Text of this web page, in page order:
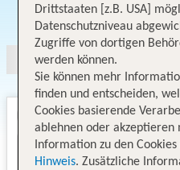
Drittstaaten [z.B. USA]
Datenschutzniveau
Zugriffe von dortigen
werden können.
Sie können mehr
finden und entscheiden,
Cookies basierende
ablehnen oder akzeptieren
Information zu den
Hinweis. Zusätzliche